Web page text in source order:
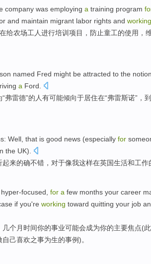
company was employing a training program
and maintain migrant labor rights and working
给农场工人进行培训 项目 ， 防止童工的使用 ，
named Fred might be attracted to the
a Ford.
弗雷德”的 人有可能倾向于居住在“弗雷斯诺”，
Well that is good news (especially for
the UK).
起来的确不错 ， 对于像我这样在英国生活和工作
hyper-focused for a few months your career
if you're working toward quitting your job
几个 月时间你的事业可能会成为你的主要焦点(
自己喜欢之事为生的事例)。